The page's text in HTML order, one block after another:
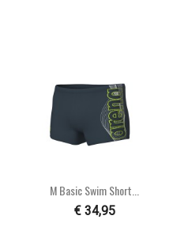
M Basic Swim Short...
€ 34,95